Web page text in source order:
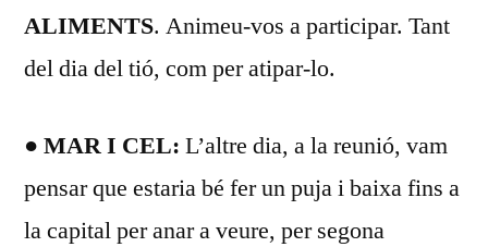
ALIMENTS. Animeu-vos a participar. Tant
del dia del tió, com per atipar-lo.
● MAR I CEL: L’altre dia, a la reunió, vam
pensar que estaria bé fer un puja i baixa fins a
la capital per anar a veure, per segona